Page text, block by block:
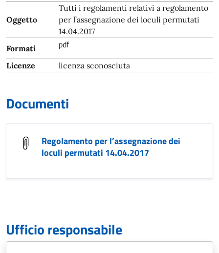
Oggetto
Tutti i regolamenti relativi a regolamento
per l’assegnazione dei loculi permutati
14.04.2017
Formati
pdf
Licenze licenza sconosciuta
Documenti
Regolamento per l’assegnazione dei
loculi permutati 14.04.2017
Ufficio responsabile